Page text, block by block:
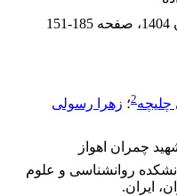
، صفحه 151-185
چلیچه2؛ زهرا رسولی
چمران اهواز
روانشناسی و علوم
ایران.